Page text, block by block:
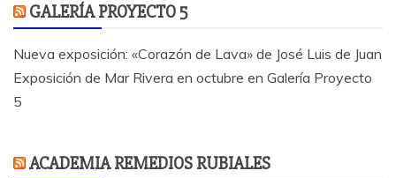
GALERÍA PROYECTO 5
Nueva exposición: «Corazón de Lava» de José Luis de Juan
Exposición de Mar Rivera en octubre en Galería Proyecto
5
ACADEMIA REMEDIOS RUBIALES